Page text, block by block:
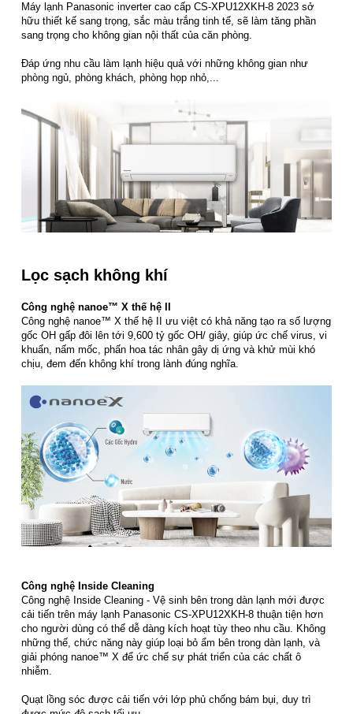
Máy lạnh Panasonic inverter cao cấp CS-XPU12XKH-8 2023 sở
hữu thiết kế sang trọng, sắc màu trắng tinh tế, sẽ làm tăng phần
sang trọng cho không gian nội thất của căn phòng.
Đáp ứng nhu cầu làm lạnh hiệu quả với những không gian như
phòng ngủ, phòng khách, phòng họp nhỏ,...
Lọc sạch không khí
Công nghệ nanoe™ X thế hệ II
Công nghệ nanoe™ X thế hệ II ưu việt có khả năng tạo ra số lượng
gốc OH gấp đôi lên tới 9,600 tỷ gốc OH/ giây, giúp ức chế virus, vi
khuẩn, nấm mốc, phấn hoa tác nhân gây dị ứng và khử mùi khó
chịu, đem đến không khí trong lành đúng nghĩa.
Công nghệ Inside Cleaning
Công nghệ Inside Cleaning - Vệ sinh bên trong dàn lạnh mới được
cải tiến trên máy lạnh Panasonic CS-XPU12XKH-8 thuận tiện hơn
cho người dùng có thể dễ dàng kích hoạt tùy theo nhu cầu. Không
những thế, chức năng này giúp loại bỏ ẩm bên trong dàn lạnh, và
giải phóng nanoe™ X để ức chế sự phát triển của các chất ô
nhiễm.
Quạt lồng sóc được cải tiến với lớp phủ chống bám bụi, duy trì